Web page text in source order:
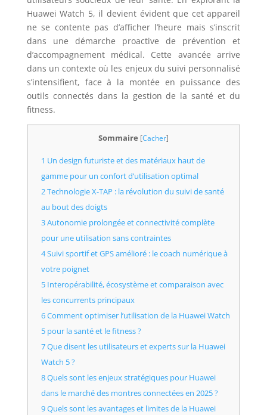
Huawei Watch 5, il devient évident que cet appareil
ne se contente pas d’afficher l’heure mais s’inscrit
dans une démarche proactive de prévention et
d’accompagnement médical. Cette avancée arrive
dans un contexte où les enjeux du suivi personnalisé
s’intensifient, face à la montée en puissance des
outils connectés dans la gestion de la santé et du
fitness.
Sommaire [Cacher]
1 Un design futuriste et des matériaux haut de
gamme pour un confort d’utilisation optimal
2 Technologie X-TAP : la révolution du suivi de santé
au bout des doigts
3 Autonomie prolongée et connectivité complète
pour une utilisation sans contraintes
4 Suivi sportif et GPS amélioré : le coach numérique à
votre poignet
5 Interopérabilité, écosystème et comparaison avec
les concurrents principaux
6 Comment optimiser l’utilisation de la Huawei Watch
5 pour la santé et le fitness ?
7 Que disent les utilisateurs et experts sur la Huawei
Watch 5 ?
8 Quels sont les enjeux stratégiques pour Huawei
dans le marché des montres connectées en 2025 ?
9 Quels sont les avantages et limites de la Huawei